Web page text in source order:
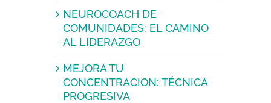
NEUROCOACH DE
COMUNIDADES: EL CAMINO
AL LIDERAZGO
MEJORA TU
CONCENTRACION: TÉCNICA
PROGRESIVA